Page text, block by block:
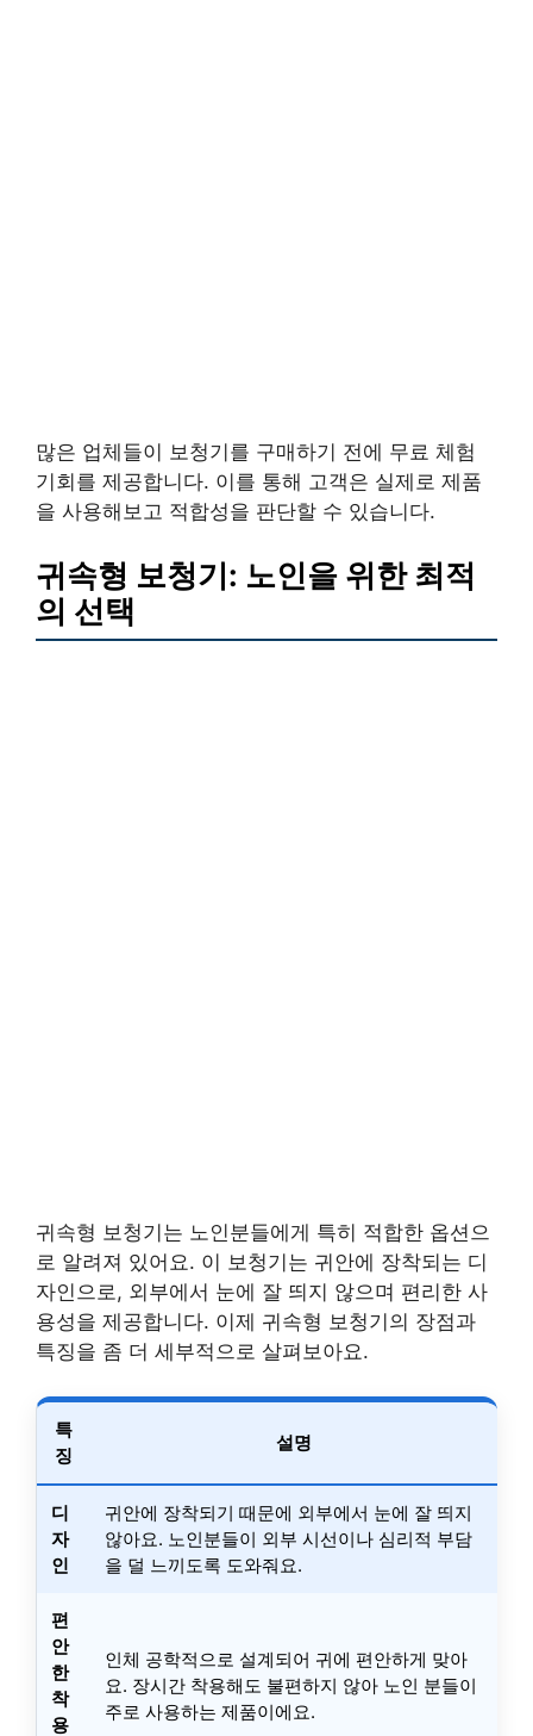
많은 업체들이 보청기를 구매하기 전에 무료 체험
기회를 제공합니다. 이를 통해 고객은 실제로 제품
을 사용해보고 적합성을 판단할 수 있습니다.
귀속형 보청기: 노인을 위한 최적
의 선택
귀속형 보청기는 노인분들에게 특히 적합한 옵션으
로 알려져 있어요. 이 보청기는 귀안에 장착되는 디
자인으로, 외부에서 눈에 잘 띄지 않으며 편리한 사
용성을 제공합니다. 이제 귀속형 보청기의 장점과
특징을 좀 더 세부적으로 살펴보아요.
특
징
설명
디
자
인
귀안에 장착되기 때문에 외부에서 눈에 잘 띄지
않아요. 노인분들이 외부 시선이나 심리적 부담
을 덜 느끼도록 도와줘요.
편
안
한
착
용
인체 공학적으로 설계되어 귀에 편안하게 맞아
요. 장시간 착용해도 불편하지 않아 노인 분들이
주로 사용하는 제품이에요.